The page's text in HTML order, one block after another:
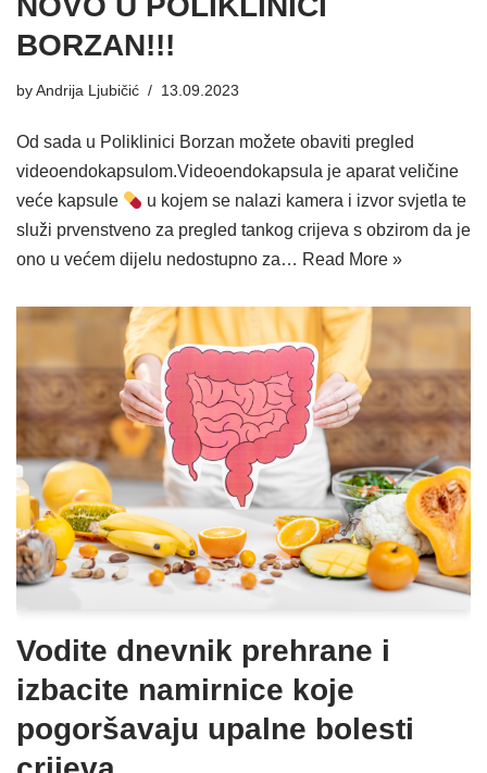
BORZAN!!!
byAndrija Ljubičić 13.09.2023
Od sada u Poliklinici Borzan možete obaviti pregled
videoendokapsulom.Videoendokapsula je aparat veličine
veće kapsule
u kojem se nalazi kamera i izvor svjetla te
služi prvenstveno za pregled tankog crijeva s obzirom da je
ono u većem dijelu nedostupno za… Read More »
Vodite dnevnik prehrane i
izbacite namirnice koje
pogoršavaju upalne bolesti